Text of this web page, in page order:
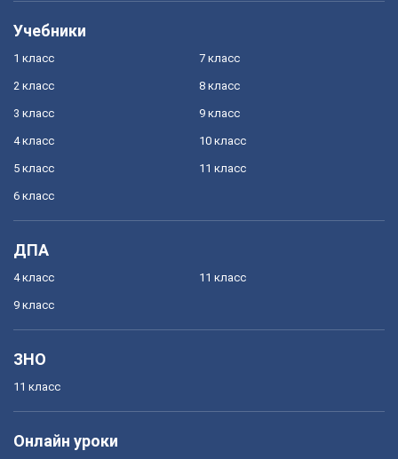
Учебники
1 класс
2 класс
3 класс
4 класс
5 класс
6 класс
7 класс
8 класс
9 класс
10 класс
11 класс
ДПА
4 класс
9 класс
11 класс
ЗНО
11 класс
Онлайн уроки